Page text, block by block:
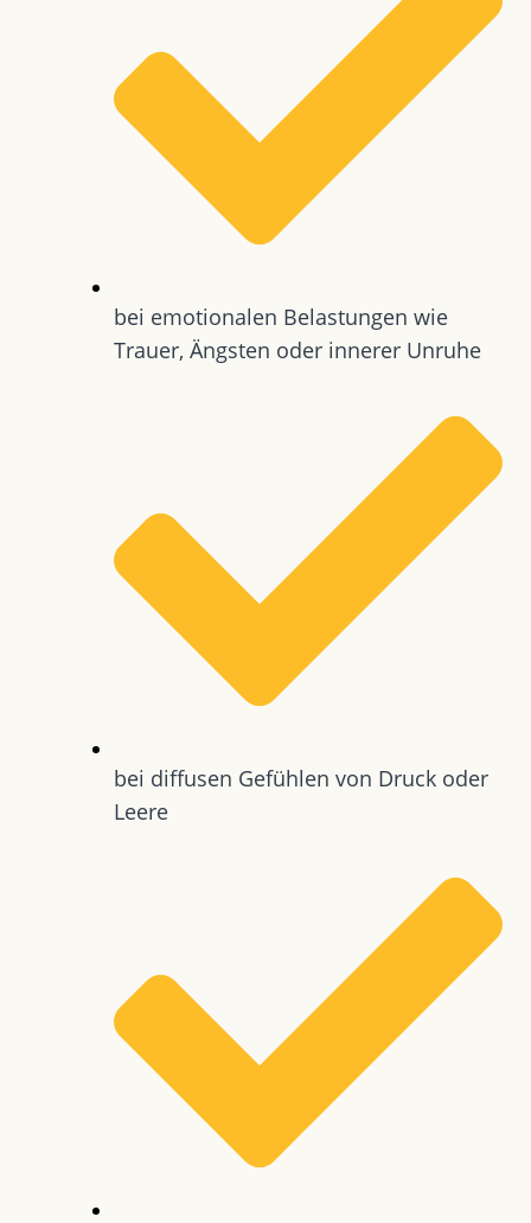
bei emotionalen Belastungen wie
Trauer, Ängsten oder innerer Unruhe
bei diffusen Gefühlen von Druck oder
Leere